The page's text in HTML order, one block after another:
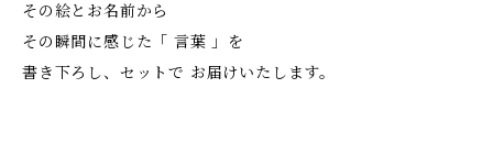
その絵とお名前から
その瞬間に感じた「 言葉 」を
書き下ろし、セットで お届けいたします。